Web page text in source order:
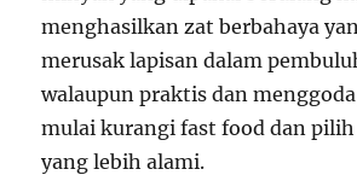
menghasilkan zat berbahaya
merusak lapisan dalam
walaupun praktis dan
mulai kurangi fast food dan
yang lebih alami.